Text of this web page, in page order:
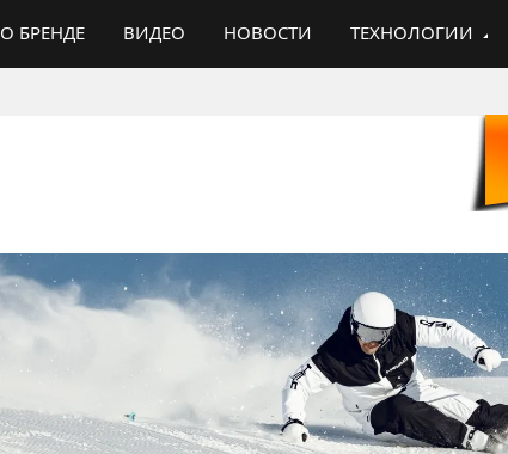
О БРЕНДЕ ВИДЕО НОВОСТИ ТЕХНОЛОГИИ